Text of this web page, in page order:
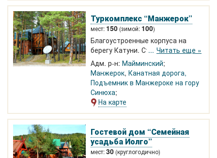
Туркомплекс “Манжерок”
мест: 150 (зимой: 100)
Благоустроенные корпуса на
берегу Катуни. Столовая,
конференц-зал, оздоровительный
центр, детская и спортивная
площадки, баня. Экскурсии,
сплавы. Возможно размещение в
палатках
Читать еще »
Адм. р-н: Майминский
Манжерок, Канатная дорога,
Подъемник в Манжероке на гору
Синюха
На карте
Гостевой дом “Семейная
усадьба Иолго”
мест:30 (круглогодично)